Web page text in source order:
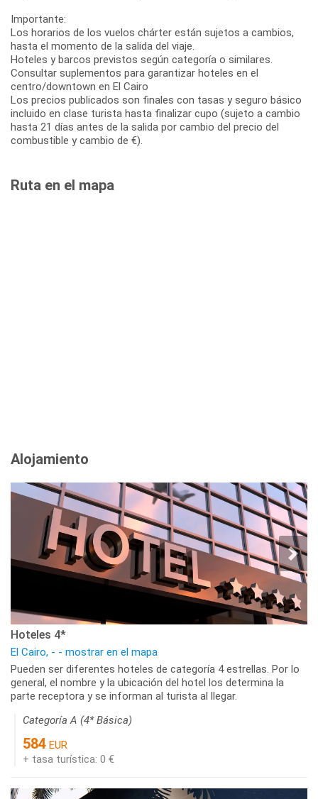
Importante:
Los horarios de los vuelos chárter están sujetos a cambios,
hasta el momento de la salida del viaje.
Hoteles y barcos previstos según categoría o similares.
Consultar suplementos para garantizar hoteles en el
centro/downtown en El Cairo
Los precios publicados son finales con tasas y seguro básico
incluido en clase turista hasta finalizar cupo (sujeto a cambio
hasta 21 días antes de la salida por cambio del precio del
combustible y cambio de €).
Ruta en el mapa
Alojamiento
Hoteles 4*
El Cairo, - - mostrar en el mapa
Pueden ser diferentes hoteles de categoría 4 estrellas. Por lo
general, el nombre y la ubicación del hotel los determina la
parte receptora y se informan al turista al llegar.
Categoría A (4* Básica)
584 EUR
+ tasa turística: 0 €